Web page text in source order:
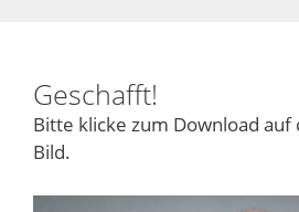
Geschafft!
Bitte klicke zum Download auf
Bild.